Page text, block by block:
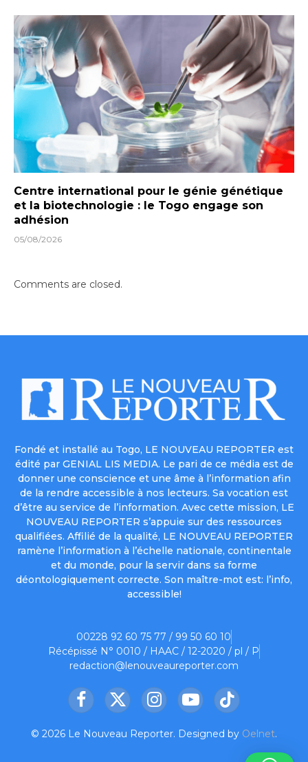
Centre international pour le génie génétique
et la biotechnologie : le Togo engage son
adhésion
05/08/2026
Comments are closed.
Fondé et installé au Togo, LE NOUVEAU REPORTER est
édité par GENIAL LIS MEDIA. Le pari de ce média est de
donner une conscience et une âme à l’information afin
de la rendre accessible à nos lecteurs. Sa vocation est
d’être au service de l’information. Avec cette mission, LE
NOUVEAU REPORTER s’appuie sur des ressources
qualifiées. Affilié de la qualité, LE NOUVEAU REPORTER
ramène l’information à l’échelle nationale, continentale
et du monde, pour la servir dans sa forme
déontologiquement correcte. Son maître-mot est: l’info,
accessible!
00228 92 60 75 77 / 99 50 60 10
Récépissé N° 0010 / HAAC / 12-2020 / pl / P
redaction@lenouveaureporter.com
Facebook
X
InstagramYouTubeTikTok
© 2026 Le Nouveau Reporter. Designed by Oelnet.